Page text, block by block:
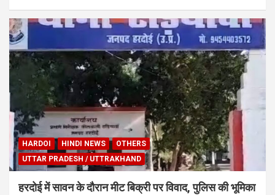
HARDOI HINDI NEWS
OTHERS
UTTAR PRADESH / UTTRAKHAND
हरदोई में सावन के दौरान मीट बिक्री पर विवाद, पुलिस की भूमिका